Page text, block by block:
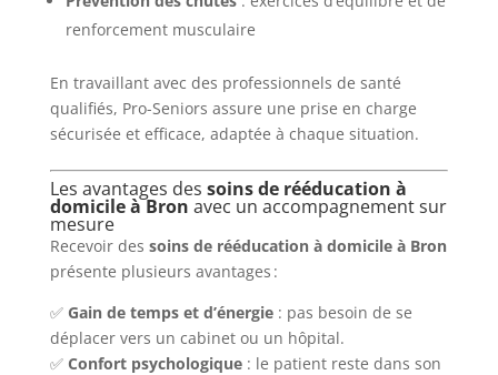
renforcement musculaire
En travaillant avec des professionnels de santé
qualifiés, Pro-Seniors assure une prise en charge
sécurisée et efficace, adaptée à chaque situation.
Les avantages des soins de rééducation à
domicile à Bron avec un accompagnement sur
mesure
Recevoir des soins de rééducation à domicile à Bron
présente plusieurs avantages :
✅ Gain de temps et d’énergie: pas besoin de se
déplacer vers un cabinet ou un hôpital.
✅ Confort psychologique: le patient reste dans son